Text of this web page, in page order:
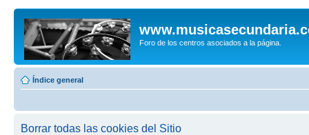
Foro de los centros asociados a la página.
Índice general
Borrar todas las cookies del Sitio